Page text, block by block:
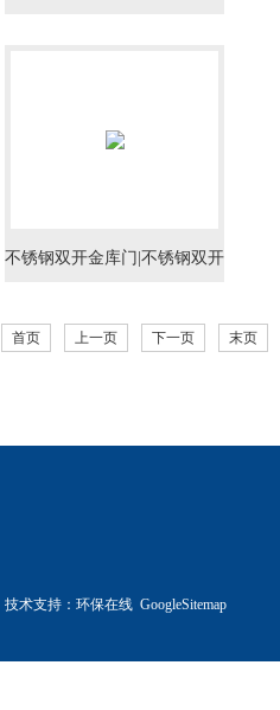
不锈钢双开金库门|不锈钢双开
定制
首页 上一页 下一页 末页
技术支持： 环保在线 GoogleSitemap